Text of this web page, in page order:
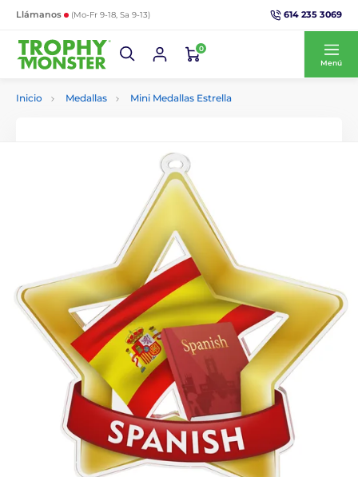
Llámanos (Mo-Fr 9-18, Sa 9-13) 614 235 3069
0
Menú
Inicio Medallas Mini Medallas Estrella